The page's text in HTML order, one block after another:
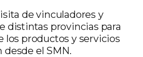
de vinculadores y
distintas provincias para
los productos y servicios
el SMN.